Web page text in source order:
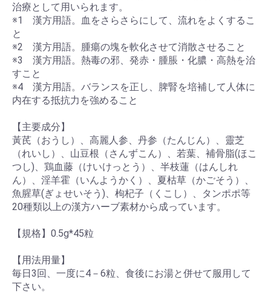
治療として用いられます。
※1 漢方用語。血をさらさらにして、流れをよくするこ
と
※2 漢方用語。腫瘍の塊を軟化させて消散させること
※3 漢方用語。熱毒の邪、発赤・腫脹・化膿・高熱を治
すこと
※4 漢方用語。バランスを正し、脾腎を培補して人体に
内在する抵抗力を強めること
【主要成分】
黃芪（おうし）、高麗人参、丹参（たんじん）、靈芝
（れいし）、山豆根（さんずこん）、若葉、補骨脂(ほこ
つし)、鶏血藤（けいけっとう）、半枝蓮（はんしれ
ん）、淫羊霍（いんようかく）、夏枯草（かごそう）、
魚腥草(ぎょせいそう)、枸杞子（くこし）、タンポポ等
20種類以上の漢方ハーブ素材から成っています。
【規格】0.5g*45粒
【用法用量】
毎日3回、一度に4－6粒、食後にお湯と併せて服用して
下さい。